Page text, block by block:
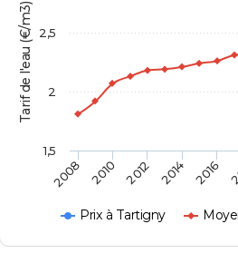
Tarif de l'eau (€/m3)
Prix à Tartigny
2008 2010 2012 2014 2016
1,5
2
2,5